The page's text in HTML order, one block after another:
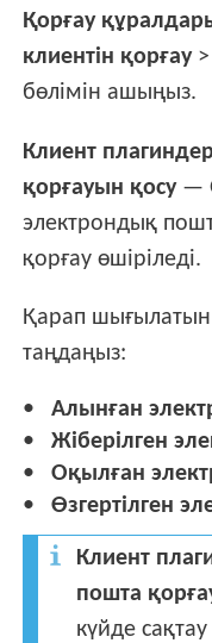
Қорғау
клиентін қорғау>
бөлімін ашыңыз.
Клиент
қорғауын қосу —
электрондық
қорғау өшіріледі.
Қарап
таңдаңыз:
Алынған
Жіберілген
Оқылған
Өзгертілген
Клиент
пошта
күйде сақтау